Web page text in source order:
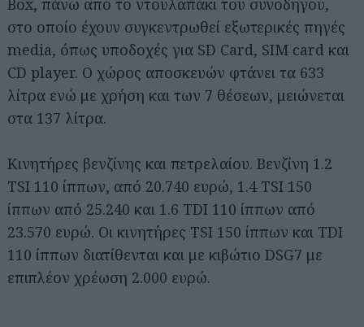
στο οποίο έχουν συγκεντρωθεί εξωτερικές πηγές
media, όπως υποδοχές για SD Card, SIM card και
CD player. Ο χώρος αποσκευών φτάνει τα 633
λίτρα ενώ με χρήση και των 7 θέσεων, μειώνεται
στα 137 λίτρα.
Κινητήρες βενζίνης και πετρελαίου. Βενζίνη 1.2
TSI 110 ίππων, από 20.740 ευρώ, 1.4 TSI 150
ίππων από 25.240 και 1.6 TDI 110 ίππων από
23.570 ευρώ. Οι κινητήρες TSI 150 ίππων και TDI
110 ίππων διατίθενται και με κιβώτιο DSG7 με
επιπλέον χρέωση 2.000 ευρώ.